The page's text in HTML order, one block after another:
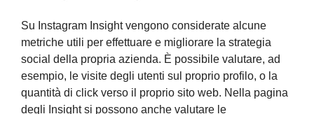
Su Instagram Insight vengono considerate alcune
metriche utili per effettuare e migliorare la strategia
social della propria azienda. È possibile valutare, ad
esempio, le visite degli utenti sul proprio profilo, o la
quantità di click verso il proprio sito web. Nella pagina
degli Insight si possono anche valutare le